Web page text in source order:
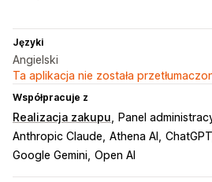
Języki
Angielski
Ta aplikacja nie została
Współpracuje z
Realizacja zakupu
Panel
Anthropic Claude Athena AI ChatGPT
Google Gemini Open AI